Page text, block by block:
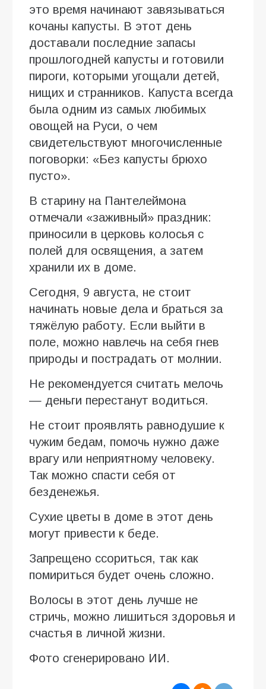
это время начинают завязываться
кочаны капусты. В этот день
доставали последние запасы
прошлогодней капусты и готовили
пироги, которыми угощали детей,
нищих и странников. Капуста всегда
была одним из самых любимых
овощей на Руси, о чем
свидетельствуют многочисленные
поговорки: «Без капусты брюхо
пусто».
В старину на Пантелеймона
отмечали «заживный» праздник:
приносили в церковь колосья с
полей для освящения, а затем
хранили их в доме.
Сегодня, 9 августа, не стоит
начинать новые дела и браться за
тяжёлую работу. Если выйти в
поле, можно навлечь на себя гнев
природы и пострадать от молнии.
Не рекомендуется считать мелочь
— деньги перестанут водиться.
Не стоит проявлять равнодушие к
чужим бедам, помочь нужно даже
врагу или неприятному человеку.
Так можно спасти себя от
безденежья.
Сухие цветы в доме в этот день
могут привести к беде.
Запрещено ссориться, так как
помириться будет очень сложно.
Волосы в этот день лучше не
стричь, можно лишиться здоровья и
счастья в личной жизни.
Фото сгенерировано ИИ.